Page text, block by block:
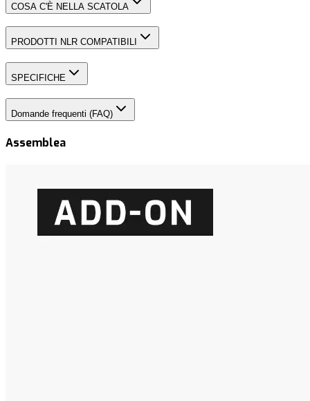
COSA C'È NELLA SCATOLA
PRODOTTI NLR COMPATIBILI
SPECIFICHE
Domande frequenti (FAQ)
Assemblea